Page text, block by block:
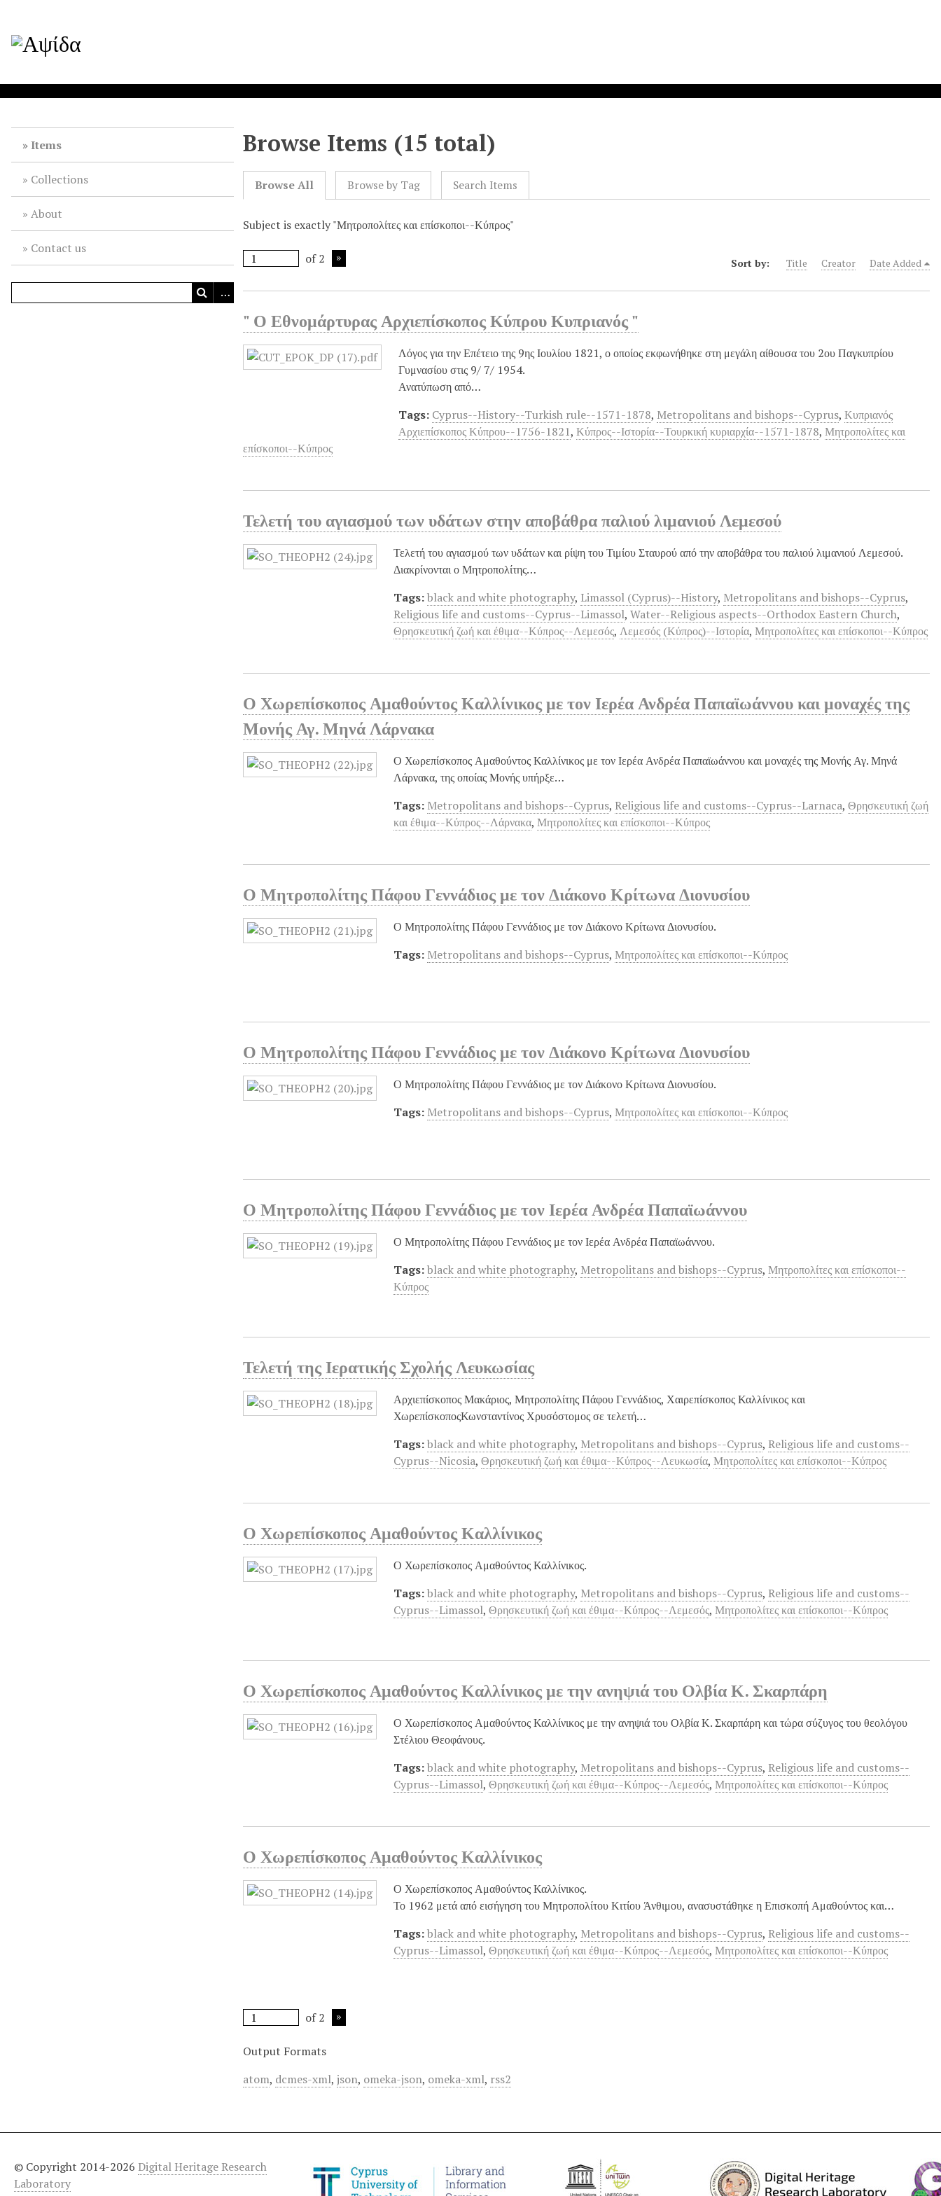
Items
Collections
About
Contact us
Browse Items (15 total)
Browse All Browse by Tag Search Items
Subject is exactly "Μητροπολίτες και επίσκοποι--Κύπρος"
of 2 Sort by: Title Creator Date Added
" Ο Εθνομάρτυρας Αρχιεπίσκοπος Κύπρου Κυπριανός "
Λόγος για την Επέτειο της 9ης Ιουλίου 1821, ο οποίος εκφωνήθηκε στη μεγάλη αίθουσα του 2ου Παγκυπρίου
Γυμνασίου στις 9/ 7/ 1954.
Ανατύπωση από…
Tags: Cyprus--History--Turkish rule--1571-1878, Metropolitans and bishops--Cyprus,Κυπριανός
Αρχιεπίσκοπος Κύπρου--1756-1821,Κύπρος--Ιστορία--Τουρκική κυριαρχία--1571-1878,Μητροπολίτες και
επίσκοποι--Κύπρος
Τελετή του αγιασμού των υδάτων στην αποβάθρα παλιού λιμανιού Λεμεσού
Τελετή του αγιασμού των υδάτων και ρίψη του Τιμίου Σταυρού από την αποβάθρα του παλιού λιμανιού Λεμεσού.
Διακρίνονται ο Μητροπολίτης…
Tags: black and white photography, Limassol (Cyprus)--History, Metropolitans and bishops--Cyprus,
Religious life and customs--Cyprus--Limassol,Water--Religious aspects--Orthodox Eastern Church,
Θρησκευτική ζωή και έθιμα--Κύπρος--Λεμεσός,Λεμεσός (Κύπρος)--Ιστορία,Μητροπολίτες και επίσκοποι--Κύπρος
Ο Χωρεπίσκοπος Αμαθούντος Καλλίνικος με τον Ιερέα Ανδρέα Παπαϊωάννου και μοναχές της
Μονής Αγ. Μηνά Λάρνακα
Ο Χωρεπίσκοπος Αμαθούντος Καλλίνικος με τον Ιερέα Ανδρέα Παπαϊωάννου και μοναχές της Μονής Αγ. Μηνά
Λάρνακα, της οποίας Μονής υπήρξε…
Tags: Metropolitans and bishops--Cyprus, Religious life and customs--Cyprus--Larnaca,Θρησκευτική ζωή
και έθιμα--Κύπρος--Λάρνακα,Μητροπολίτες και επίσκοποι--Κύπρος
Ο Μητροπολίτης Πάφου Γεννάδιος με τον Διάκονο Κρίτωνα Διονυσίου
Ο Μητροπολίτης Πάφου Γεννάδιος με τον Διάκονο Κρίτωνα Διονυσίου.
Tags: Metropolitans and bishops--Cyprus,Μητροπολίτες και επίσκοποι--Κύπρος
Ο Μητροπολίτης Πάφου Γεννάδιος με τον Διάκονο Κρίτωνα Διονυσίου
Ο Μητροπολίτης Πάφου Γεννάδιος με τον Διάκονο Κρίτωνα Διονυσίου.
Tags: Metropolitans and bishops--Cyprus,Μητροπολίτες και επίσκοποι--Κύπρος
Ο Μητροπολίτης Πάφου Γεννάδιος με τον Ιερέα Ανδρέα Παπαϊωάννου
Ο Μητροπολίτης Πάφου Γεννάδιος με τον Ιερέα Ανδρέα Παπαϊωάννου.
Tags: black and white photography, Metropolitans and bishops--Cyprus,Μητροπολίτες και επίσκοποι--
Κύπρος
Τελετή της Ιερατικής Σχολής Λευκωσίας
Αρχιεπίσκοπος Μακάριος, Μητροπολίτης Πάφου Γεννάδιος, Χαιρεπίσκοπος Καλλίνικος και
ΧωρεπίσκοποςΚωνσταντίνος Χρυσόστομος σε τελετή…
Tags: black and white photography, Metropolitans and bishops--Cyprus, Religious life and customs--
Cyprus--Nicosia,Θρησκευτική ζωή και έθιμα--Κύπρος--Λευκωσία,Μητροπολίτες και επίσκοποι--Κύπρος
Ο Χωρεπίσκοπος Αμαθούντος Καλλίνικος
Ο Χωρεπίσκοπος Αμαθούντος Καλλίνικος.
Tags: black and white photography, Metropolitans and bishops--Cyprus, Religious life and customs--
Cyprus--Limassol,Θρησκευτική ζωή και έθιμα--Κύπρος--Λεμεσός,Μητροπολίτες και επίσκοποι--Κύπρος
Ο Χωρεπίσκοπος Αμαθούντος Καλλίνικος με την ανηψιά του Ολβία Κ. Σκαρπάρη
Ο Χωρεπίσκοπος Αμαθούντος Καλλίνικος με την ανηψιά του Ολβία Κ. Σκαρπάρη και τώρα σύζυγος του θεολόγου
Στέλιου Θεοφάνους.
Tags: black and white photography, Metropolitans and bishops--Cyprus, Religious life and customs--
Cyprus--Limassol,Θρησκευτική ζωή και έθιμα--Κύπρος--Λεμεσός,Μητροπολίτες και επίσκοποι--Κύπρος
Ο Χωρεπίσκοπος Αμαθούντος Καλλίνικος
Ο Χωρεπίσκοπος Αμαθούντος Καλλίνικος.
Το 1962 μετά από εισήγηση του Μητροπολίτου Κιτίου Άνθιμου, ανασυστάθηκε η Επισκοπή Αμαθούντος και…
Tags: black and white photography, Metropolitans and bishops--Cyprus, Religious life and customs--
Cyprus--Limassol,Θρησκευτική ζωή και έθιμα--Κύπρος--Λεμεσός,Μητροπολίτες και επίσκοποι--Κύπρος
of 2
Output Formats
atom, dcmes-xml,json, omeka-json, omeka-xml, rss2
© Copyright 2014-2026 Digital Heritage Research
Laboratory